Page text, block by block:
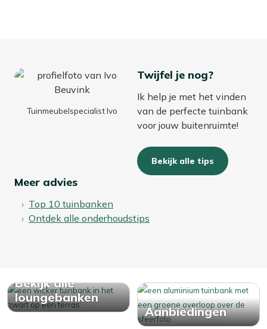
Tuinmeubelspecialist Ivo
Twijfel je nog?
Ik help je met het vinden
van de perfecte tuinbank
voor jouw buitenruimte!
Bekijk alle tips
Meer advies
Top 10 tuinbanken
Ontdek alle onderhoudstips
Bekijk alle
loungebanken
Aanbiedingen